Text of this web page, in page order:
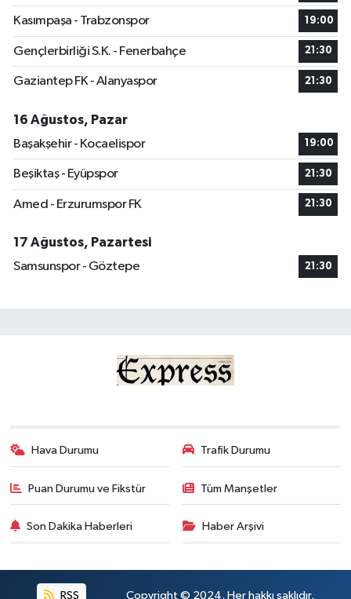
Kasımpaşa - Trabzonspor 19:00
Gençlerbirliği S.K. - Fenerbahçe 21:30
Gaziantep FK - Alanyaspor 21:30
16 Ağustos, Pazar
Başakşehir - Kocaelispor
19:00
Beşiktaş - Eyüpspor 21:30
Amed - Erzurumspor FK 21:30
17 Ağustos, Pazartesi
Samsunspor - Göztepe
21:30
Hava Durumu Trafik Durumu
Puan Durumu ve Fikstür Tüm Manşetler
Son Dakika Haberleri Haber Arşivi
RSS Copyright © 2024. Her hakkı saklıdır.